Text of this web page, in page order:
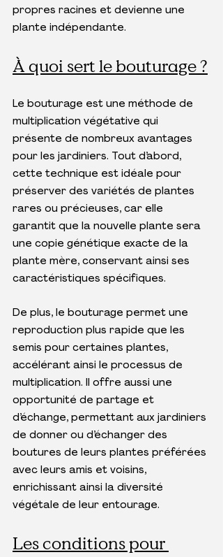
propres racines et devienne une
plante indépendante.
À quoi sert le bouturage ?
Le bouturage est une méthode de
multiplication végétative qui
présente de nombreux avantages
pour les jardiniers. Tout d’abord,
cette technique est idéale pour
préserver des variétés de plantes
rares ou précieuses, car elle
garantit que la nouvelle plante sera
une copie génétique exacte de la
plante mère, conservant ainsi ses
caractéristiques spécifiques.
De plus, le bouturage permet une
reproduction plus rapide que les
semis pour certaines plantes,
accélérant ainsi le processus de
multiplication. Il offre aussi une
opportunité de partage et
d’échange, permettant aux jardiniers
de donner ou d’échanger des
boutures de leurs plantes préférées
avec leurs amis et voisins,
enrichissant ainsi la diversité
végétale de leur entourage.
Les conditions pour